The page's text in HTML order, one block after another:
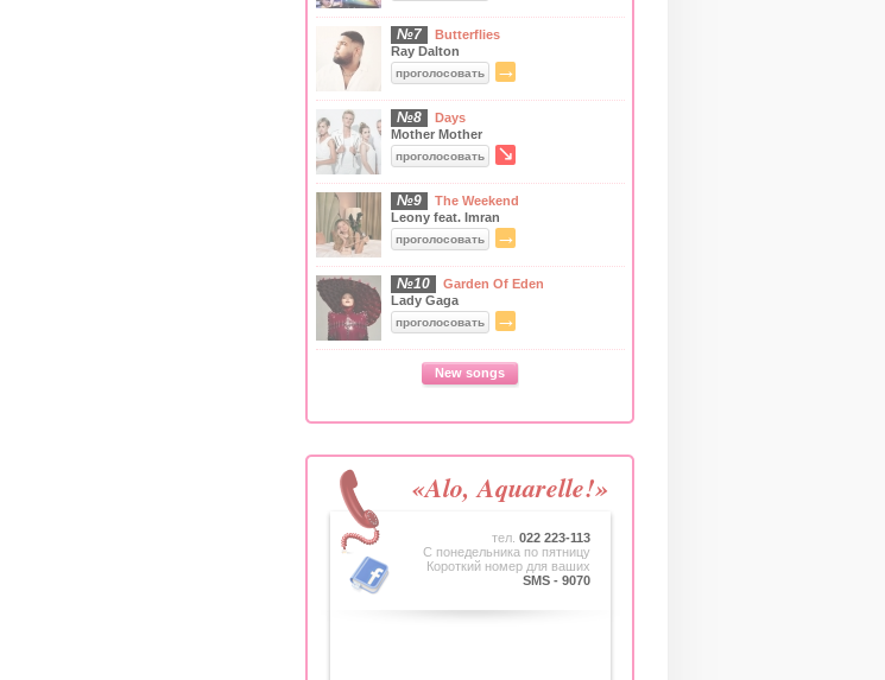
№7
Butterflies
Ray Dalton
проголосовать →
№8
Days
Mother Mother
проголосовать ↘
№9
The Weekend
Leony feat. Imran
проголосовать →
№10
Garden Of Eden
Lady Gaga
проголосовать →
New songs
«Alo, Aquarelle!»
тел. 022 223-113
C понедельника по пятницу
Короткий номер для ваших
SMS - 9070